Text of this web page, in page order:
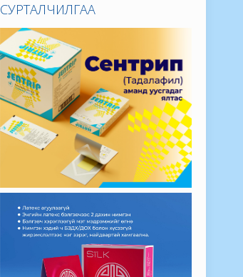
СУРТАЛЧИЛГАА